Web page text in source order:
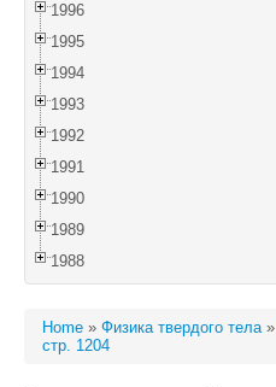
1996
1995
1994
1993
1992
1991
1990
1989
1988
Home » Физика твердого тела»
стр. 1204